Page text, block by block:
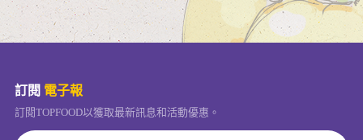
訂閱 電子報
訂閱TOPFOOD以獲取最新訊息和活動優惠。